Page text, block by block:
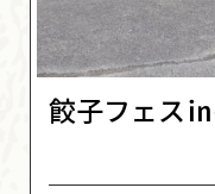
餃子フェス